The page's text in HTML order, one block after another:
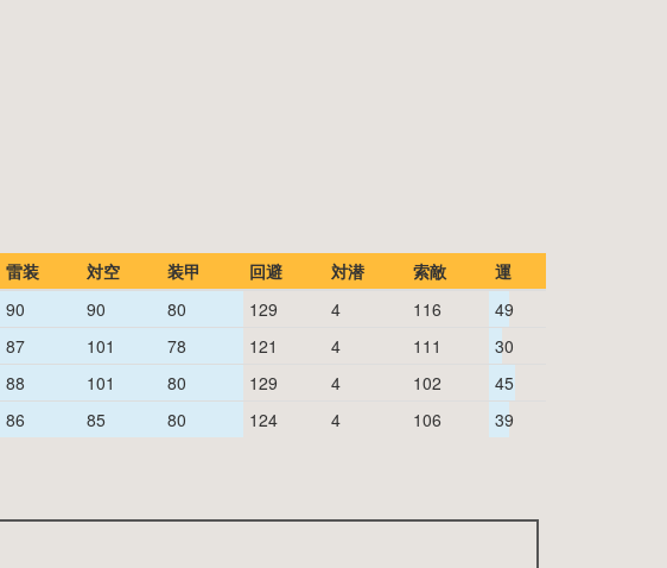
雷装 対空 装甲 回避 対潜 索敵
運
90 90 80 129 4 116
49
87 101 78 121 4 111
30
88 101 80 129 4 102
45
86 85 80 124 4 106 39